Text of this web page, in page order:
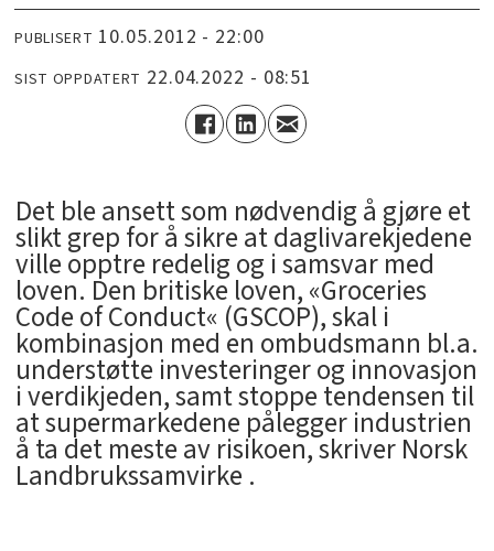
PUBLISERT 10.05.2012 - 22:00
SIST OPPDATERT 22.04.2022 - 08:51
Det ble ansett som nødvendig å gjøre et
slikt grep for å sikre at daglivarekjedene
ville opptre redelig og i samsvar med
loven. Den britiske loven, «Groceries
Code of Conduct« (GSCOP), skal i
kombinasjon med en ombudsmann bl.a.
understøtte investeringer og innovasjon
i verdikjeden, samt stoppe tendensen til
at supermarkedene pålegger industrien
å ta det meste av risikoen, skriver Norsk
Landbrukssamvirke .